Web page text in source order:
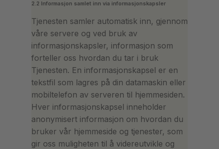
2.2 Informasjon samlet inn via informasjonskapsler
Tjenesten samler automatisk inn, gjennom
våre servere og ved bruk av
informasjonskapsler, informasjon som
forteller oss hvordan du tar i bruk
Tjenesten. En informasjonskapsel er en
tekstfil som lagres på din datamaskin eller
mobiltelefon av serveren til hjemmesiden.
Hver informasjonskapsel inneholder
anonymisert informasjon om hvordan du
bruker vår hjemmeside og tjenester, som
gir oss muligheten til å videreutvikle og